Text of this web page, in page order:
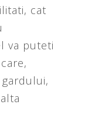
cat
va puteti